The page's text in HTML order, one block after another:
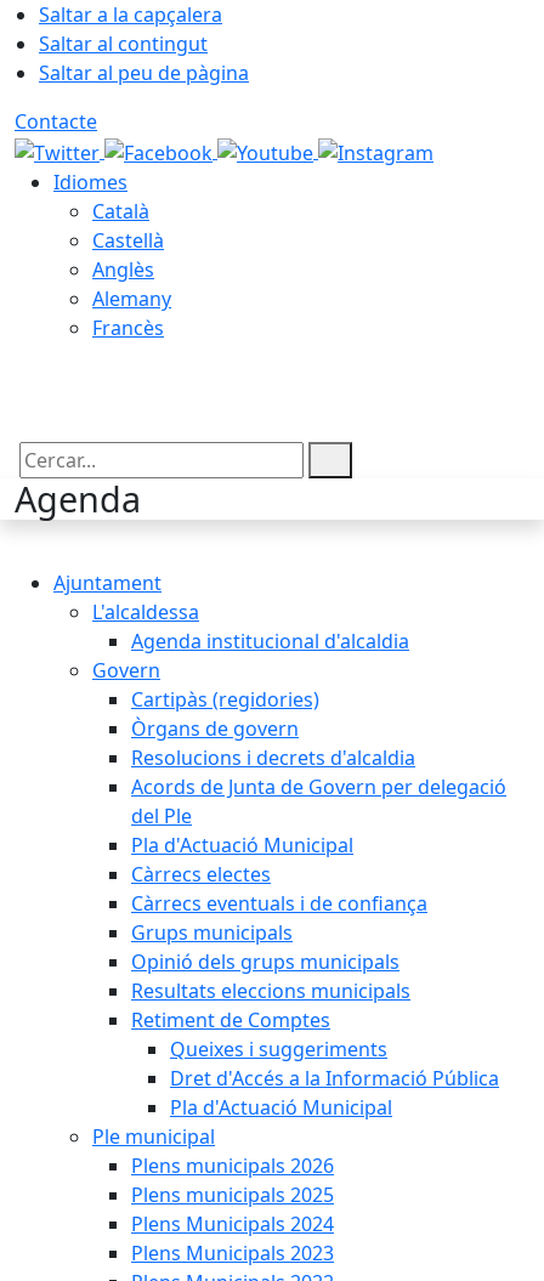
Saltar a la capçalera
Saltar al contingut
Saltar al peu de pàgina
Contacte
Idiomes
Català
Castellà
Anglès
Alemany
Francès
Cercar:
Agenda
Ajuntament
L'alcaldessa
Agenda institucional d'alcaldia
Govern
Cartipàs (regidories)
Òrgans de govern
Resolucions i decrets d'alcaldia
Acords de Junta de Govern per delegació
del Ple
Pla d'Actuació Municipal
Càrrecs electes
Càrrecs eventuals i de confiança
Grups municipals
Opinió dels grups municipals
Resultats eleccions municipals
Retiment de Comptes
Queixes i suggeriments
Dret d'Accés a la Informació Pública
Pla d'Actuació Municipal
Ple municipal
Plens municipals 2026
Plens municipals 2025
Plens Municipals 2024
Plens Municipals 2023